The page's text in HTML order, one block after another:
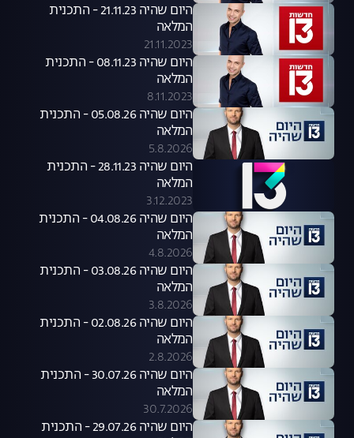
היום שהיה 21.11.23 - התכנית
המלאה
21.11.2023
היום שהיה 08.11.23 - התכנית
המלאה
8.11.2023
היום שהיה 05.08.26 - התכנית
המלאה
5.8.2026
היום שהיה 28.11.23 - התכנית
המלאה
3.12.2023
היום שהיה 04.08.26 - התכנית
המלאה
4.8.2026
היום שהיה 03.08.26 - התכנית
המלאה
3.8.2026
היום שהיה 02.08.26 - התכנית
המלאה
2.8.2026
היום שהיה 30.07.26 - התכנית
המלאה
30.7.2026
היום שהיה 29.07.26 - התכנית